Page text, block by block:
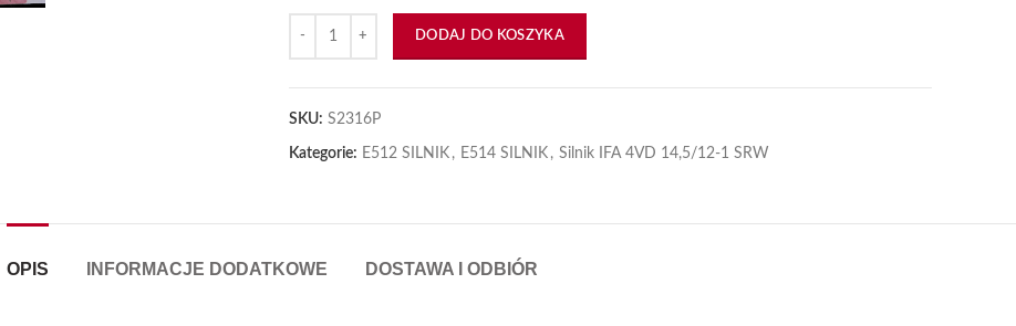
DODAJ DO KOSZYKA
SKU: S2316P
Kategorie: E512 SILNIK , E514 SILNIK , Silnik IFA 4VD 14,5/12-1 SRW
OPIS INFORMACJE DODATKOWE DOSTAWA I ODBIÓR